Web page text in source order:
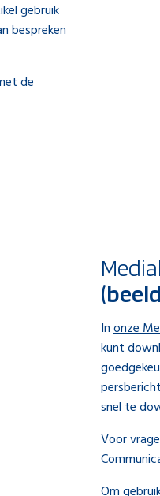
gebruik
bespreken
de
Inonze
kunt
snel te
Voor